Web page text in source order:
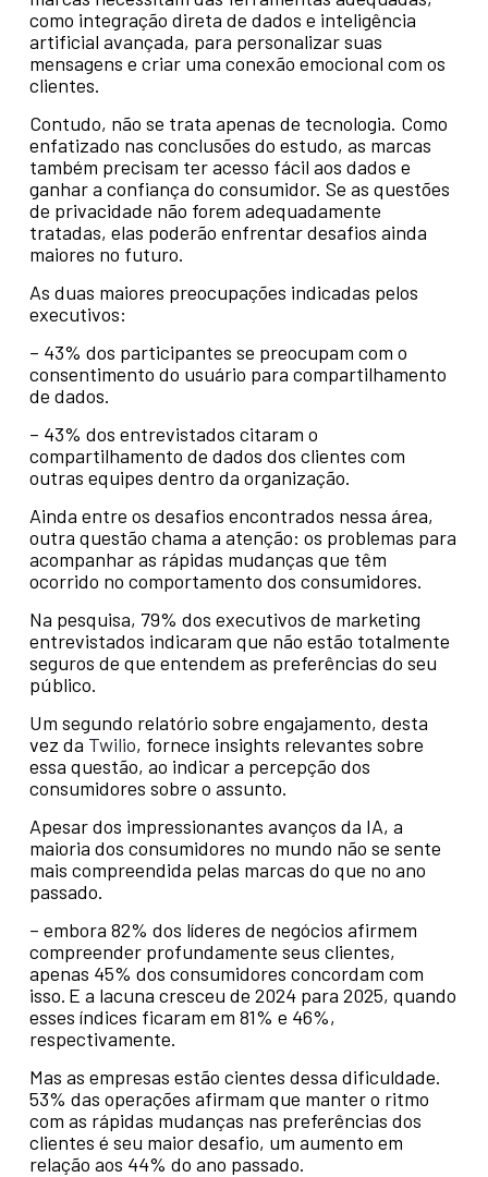
como integração direta de dados e inteligência
artificial avançada, para personalizar suas
mensagens e criar uma conexão emocional com os
clientes.
Contudo, não se trata apenas de tecnologia. Como
enfatizado nas conclusões do estudo, as marcas
também precisam ter acesso fácil aos dados e
ganhar a confiança do consumidor. Se as questões
de privacidade não forem adequadamente
tratadas, elas poderão enfrentar desafios ainda
maiores no futuro.
As duas maiores preocupações indicadas pelos
executivos:
– 43% dos participantes se preocupam com o
consentimento do usuário para compartilhamento
de dados.
– 43% dos entrevistados citaram o
compartilhamento de dados dos clientes com
outras equipes dentro da organização.
Ainda entre os desafios encontrados nessa área,
outra questão chama a atenção: os problemas para
acompanhar as rápidas mudanças que têm
ocorrido no comportamento dos consumidores.
Na pesquisa, 79% dos executivos de marketing
entrevistados indicaram que não estão totalmente
seguros de que entendem as preferências do seu
público.
Um segundo relatório sobre engajamento, desta
vez da Twilio, fornece insights relevantes sobre
essa questão, ao indicar a percepção dos
consumidores sobre o assunto.
Apesar dos impressionantes avanços da IA, a
maioria dos consumidores no mundo não se sente
mais compreendida pelas marcas do que no ano
passado.
– embora 82% dos líderes de negócios afirmem
compreender profundamente seus clientes,
apenas 45% dos consumidores concordam com
isso. E a lacuna cresceu de 2024 para 2025, quando
esses índices ficaram em 81% e 46%,
respectivamente.
Mas as empresas estão cientes dessa dificuldade.
53% das operações afirmam que manter o ritmo
com as rápidas mudanças nas preferências dos
clientes é seu maior desafio, um aumento em
relação aos 44% do ano passado.